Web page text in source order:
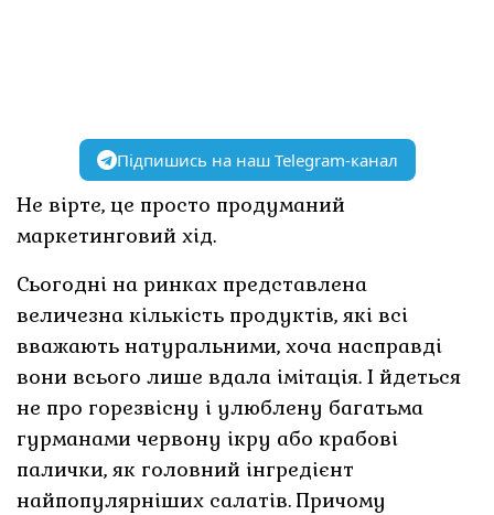
Підпишись на наш Telegram-канал
Не вірте, це просто продуманий
маркетинговий хід.
Сьогодні на ринках представлена
величезна кількість продуктів, які всі
вважають натуральними, хоча насправді
вони всього лише вдала імітація. І йдеться
не про горезвісну і улюблену багатьма
гурманами червону ікру або крабові
палички, як головний інгредієнт
найпопулярніших салатів. Причому